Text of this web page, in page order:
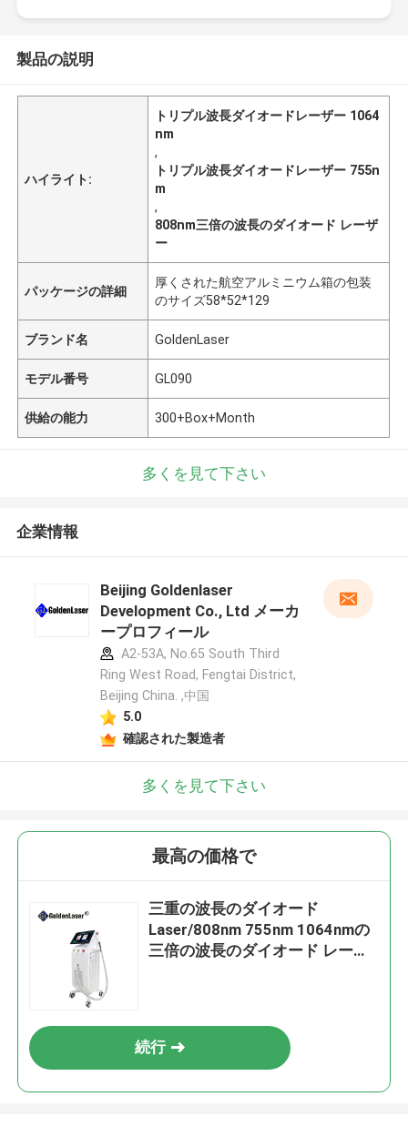
製品の説明
ハイライト:
トリプル波長ダイオードレーザー 1064
nm
,
トリプル波長ダイオードレーザー 755n
m
,
808nm三倍の波長のダイオード レーザ
ー
パッケージの詳細
厚くされた航空アルミニウム箱の包装
のサイズ58*52*129
ブランド名 GoldenLaser
モデル番号 GL090
供給の能力 300+Box+Month
多くを見て下さい
企業情報
Beijing Goldenlaser
Development Co., Ltd メーカ
ープロフィール
A2-53A, No.65 South Third
Ring West Road, Fengtai District,
Beijing China. ,中国
5.0
確認された製造者
多くを見て下さい
最高の価格で
三重の波長のダイオード
Laser/808nm 755nm 1064nmの
三倍の波長のダイオード レーザ
続行